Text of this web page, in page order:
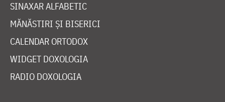
SINAXAR ALFABETIC
MĂNĂSTIRI ȘI BISERICI
CALENDAR ORTODOX
WIDGET DOXOLOGIA
RADIO DOXOLOGIA